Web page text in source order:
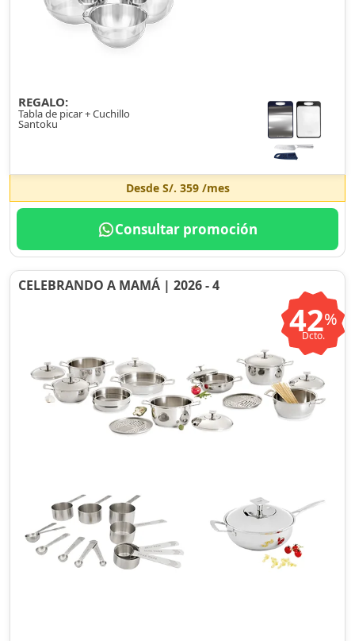
REGALO:
Tabla de picar + Cuchillo
Santoku
Desde S/. 359/mes
Consultar promoción
CELEBRANDO A MAMÁ | 2026 - 4
42%
Dcto.